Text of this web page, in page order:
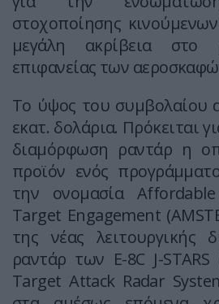
στοχοποίησης
μεγάλη ακρίβεια στο
επιφανείας των
Το ύψος του συμβολαίου
εκατ. δολάρια. Πρόκειται
διαμόρφωση ραντάρ η
προϊόν ενός
την ονομασία
Target Engagement
της νέας λειτουργικής
ραντάρ των E-8C J-
Target Attack Radar